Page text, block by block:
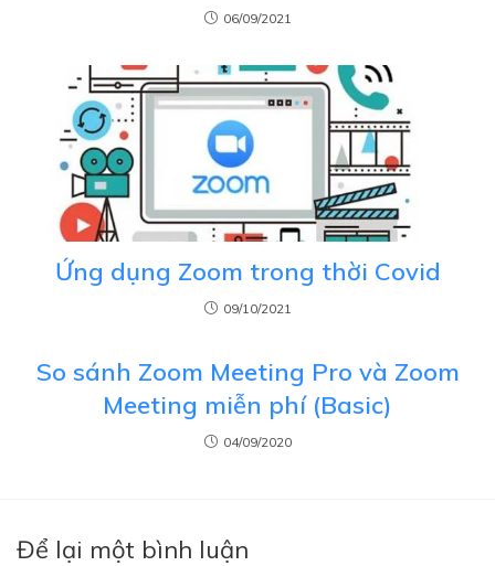
06/09/2021
Ứng dụng Zoom trong thời Covid
09/10/2021
So sánh Zoom Meeting Pro và Zoom
Meeting miễn phí (Basic)
04/09/2020
Để lại một bình luận